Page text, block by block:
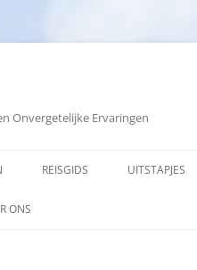
Onvergetelijke Ervaringen
REISGIDS UITSTAPJES
ONS